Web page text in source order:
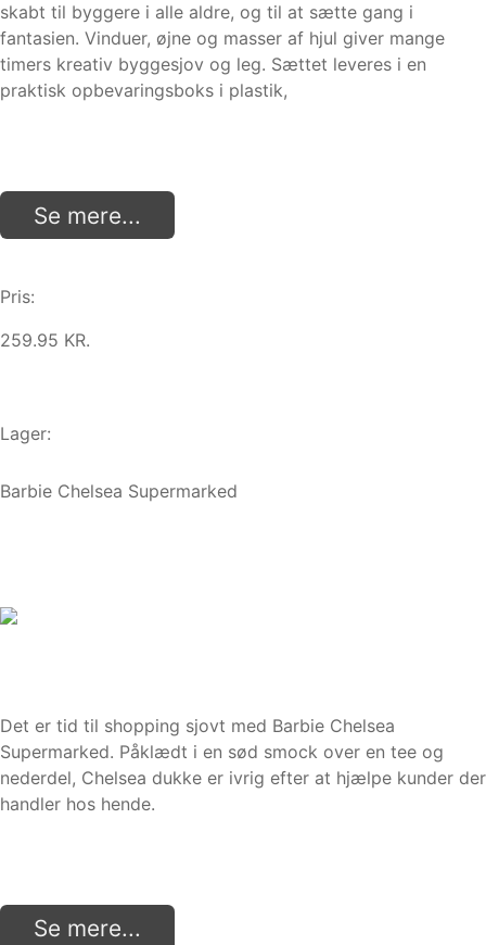
skabt til byggere i alle aldre, og til at sætte gang i
fantasien. Vinduer, øjne og masser af hjul giver mange
timers kreativ byggesjov og leg. Sættet leveres i en
praktisk opbevaringsboks i plastik,
Se mere...
Pris:
259.95 KR.
Lager:
Barbie Chelsea Supermarked
Det er tid til shopping sjovt med Barbie Chelsea
Supermarked. Påklædt i en sød smock over en tee og
nederdel, Chelsea dukke er ivrig efter at hjælpe kunder der
handler hos hende.
Se mere...